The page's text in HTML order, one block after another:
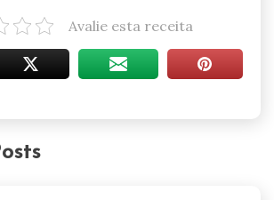
Avalie esta receita